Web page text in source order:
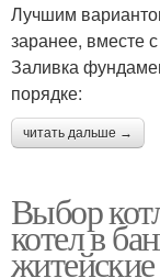
Лучшим
заранее, вместе
Заливка
порядке:
читать дальше →
Выбор
котел в